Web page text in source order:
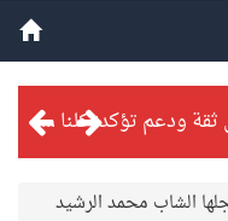
من المعذر إلى المونديال.. رسائل ثقة ودعم تؤكد: كلنا مع الأخضر
الشاب محمد الرشيد